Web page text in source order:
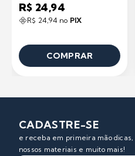
R$ 24,94
R$ 24,94 no PIX
COMPRAR
CADASTRE-SE
e receba em primeira mão
nossos materiais e muito mais!